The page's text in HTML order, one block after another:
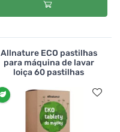
Allnature ECO pastilhas
para máquina de lavar
loiça 60 pastilhas